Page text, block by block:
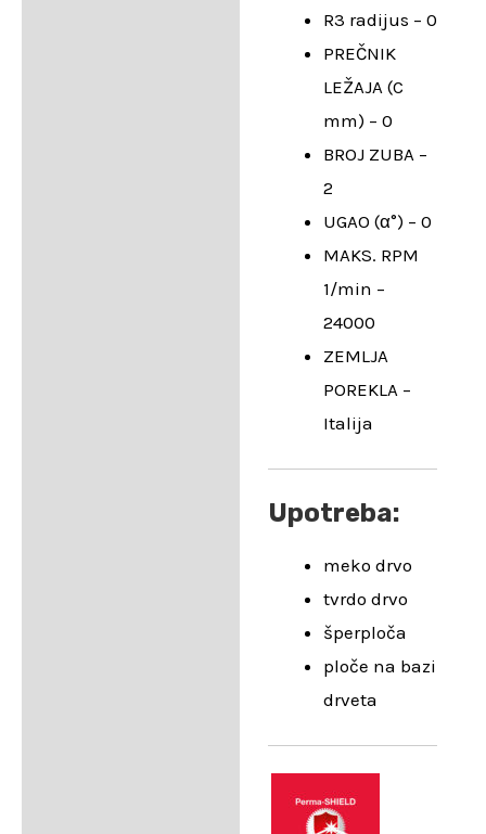
R3 radijus – 0
PREČNIK
LEŽAJA (C
mm) – 0
BROJ ZUBA –
2
UGAO (α°) – 0
MAKS. RPM
1/min –
24000
ZEMLJA
POREKLA –
Italija
Upotreba:
meko drvo
tvrdo drvo
šperploča
ploče na bazi
drveta